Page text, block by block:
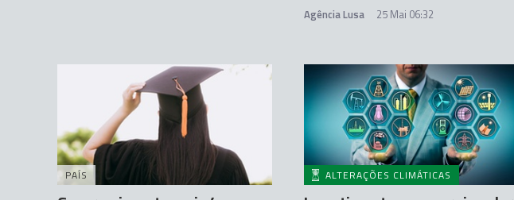
Agência Lusa 25 Mai 06:32
PAÍS ALTERAÇÕES CLIMÁTICAS